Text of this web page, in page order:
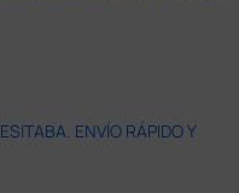
ENVÍO RÁPIDO Y